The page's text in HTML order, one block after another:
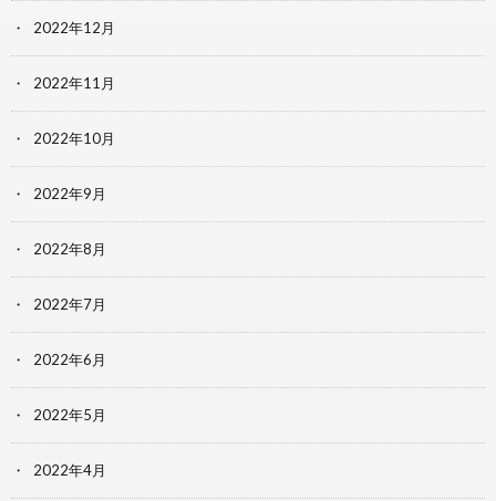
2022年12月
2022年11月
2022年10月
2022年9月
2022年8月
2022年7月
2022年6月
2022年5月
2022年4月